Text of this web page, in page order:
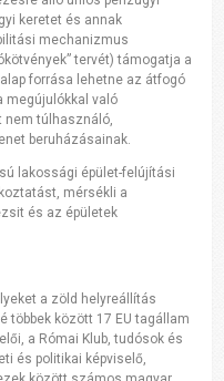
keretet és annak
mechanizmus
tervét) támogatja a
forrása lehetne az átfogó
megújulókkal való
nem túlhasználó,
beruházásainak.
lakossági épület-felújítási
mérsékli a
és az épületek
a zöld helyreállítás
többek között 17 EU tagállam
a Római Klub, tudósok és
és politikai képviselő,